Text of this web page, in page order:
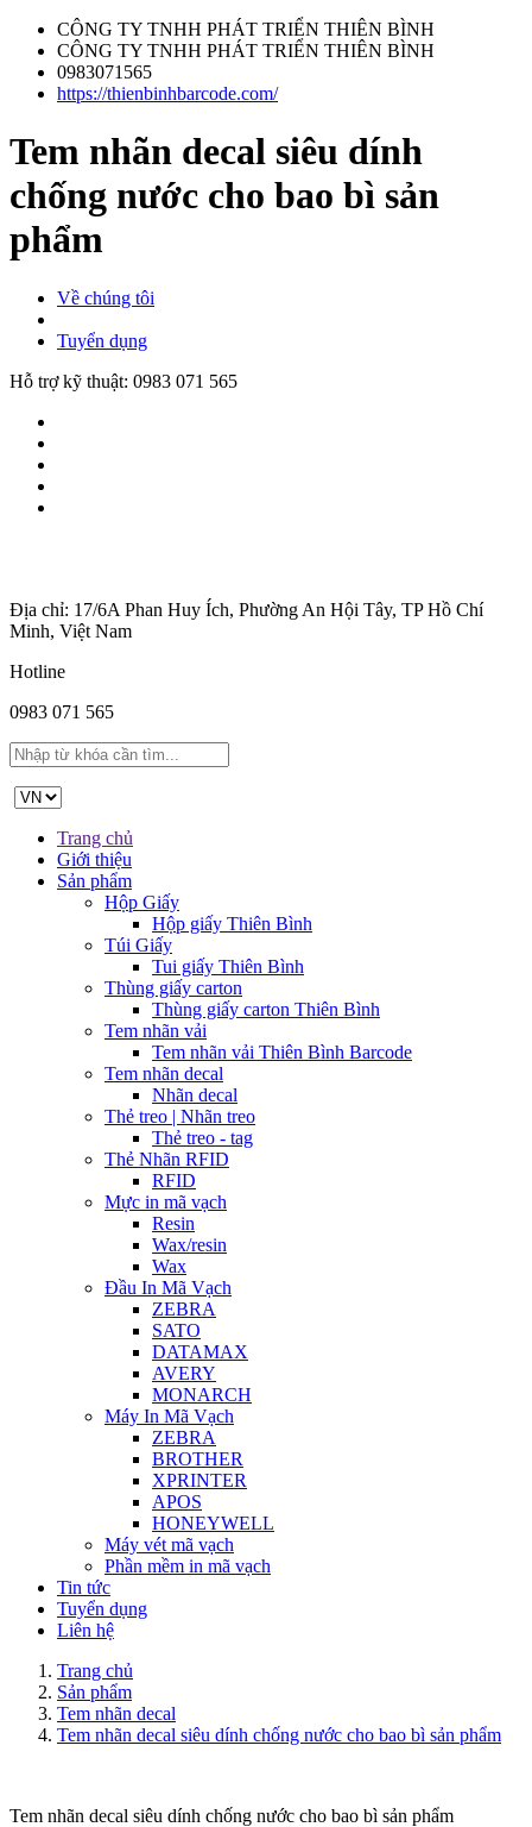
CÔNG TY TNHH PHÁT TRIỂN THIÊN BÌNH
CÔNG TY TNHH PHÁT TRIỂN THIÊN BÌNH
0983071565
https://thienbinhbarcode.com/
Tem nhãn decal siêu dính
chống nước cho bao bì sản
phẩm
Về chúng tôi
Tuyển dụng
Hỗ trợ kỹ thuật: 0983 071 565
Địa chỉ: 17/6A Phan Huy Ích, Phường An Hội Tây, TP Hồ Chí
Minh, Việt Nam
Hotline
0983 071 565
Trang chủ
Giới thiệu
Sản phẩm
Hộp Giấy
Hộp giấy Thiên Bình
Túi Giấy
Tui giấy Thiên Bình
Thùng giấy carton
Thùng giấy carton Thiên Bình
Tem nhãn vải
Tem nhãn vải Thiên Bình Barcode
Tem nhãn decal
Nhãn decal
Thẻ treo | Nhãn treo
Thẻ treo - tag
Thẻ Nhãn RFID
RFID
Mực in mã vạch
Resin
Wax/resin
Wax
Đầu In Mã Vạch
ZEBRA
SATO
DATAMAX
AVERY
MONARCH
Máy In Mã Vạch
ZEBRA
BROTHER
XPRINTER
APOS
HONEYWELL
Máy vét mã vạch
Phần mềm in mã vạch
Tin tức
Tuyển dụng
Liên hệ
Trang chủ
Sản phẩm
Tem nhãn decal
Tem nhãn decal siêu dính chống nước cho bao bì sản phẩm
Tem nhãn decal siêu dính chống nước cho bao bì sản phẩm